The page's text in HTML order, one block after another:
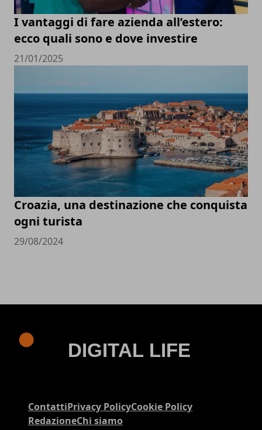
I vantaggi di fare azienda all’estero:
ecco quali sono e dove investire
21/01/2025
Croazia, una destinazione che conquista
ogni turista
29/08/2024
ContattiPrivacy PolicyCookie Policy
RedazioneChi siamo